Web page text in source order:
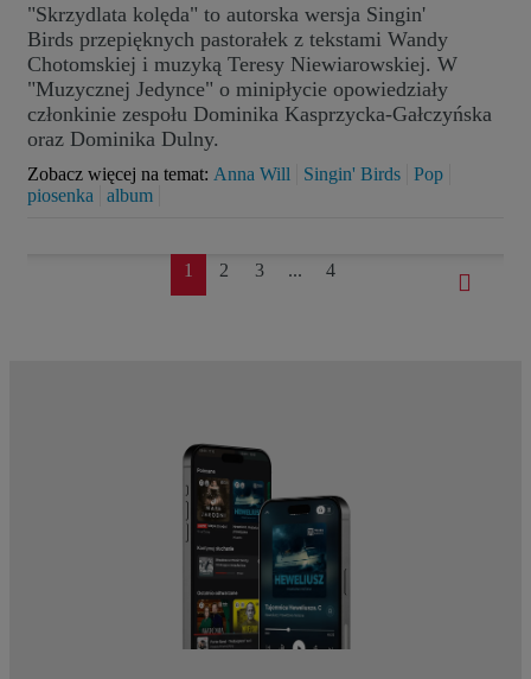
"Skrzydlata kolęda" to autorska wersja Singin'
Birds przepięknych pastorałek z tekstami Wandy
Chotomskiej i muzyką Teresy Niewiarowskiej. W
"Muzycznej Jedynce" o minipłycie opowiedziały
członkinie zespołu Dominika Kasprzycka-Gałczyńska
oraz Dominika Dulny.
Zobacz więcej na temat: Anna Will Singin' Birds
Pop
piosenka
album
1 2 3 ... 4